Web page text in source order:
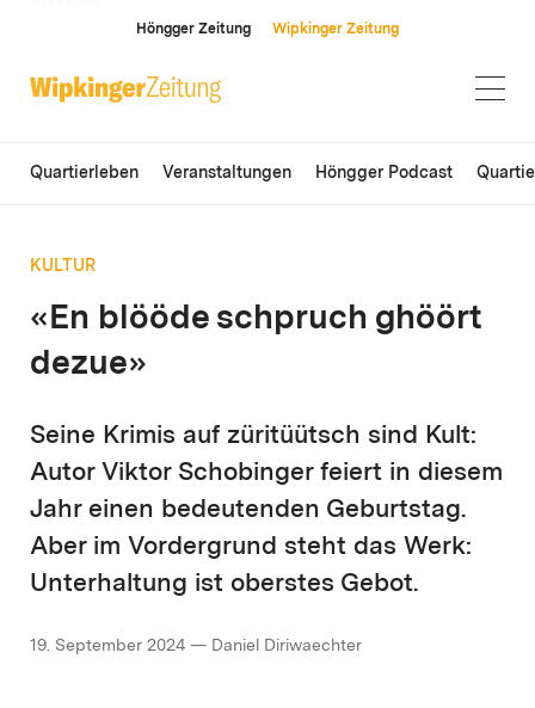
Höngger Zeitung Wipkinger Zeitung
Quartierleben Veranstaltungen Höngger Podcast
KULTUR
«En blööde schpruch ghöört
dezue»
Seine Krimis auf züritüütsch sind Kult:
Autor Viktor Schobinger feiert in diesem
Jahr einen bedeutenden Geburtstag.
Aber im Vordergrund steht das Werk:
Unterhaltung ist oberstes Gebot.
19. September 2024 — Daniel Diriwaechter